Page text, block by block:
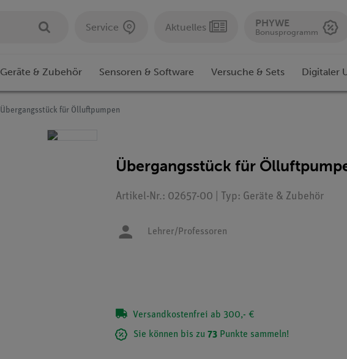
Service Aktuelles PHYWE
Bonusprogramm
Geräte & Zubehör Sensoren & Software Versuche & Sets Digitaler
Übergangsstück für Ölluftpumpen
Übergangsstück für
Artikel-Nr.: 02657-00 | Typ: Geräte & Zubehör
Lehrer/Professoren
Versandkostenfrei ab 300,- €
Sie können bis zu 73 Punkte sammeln!